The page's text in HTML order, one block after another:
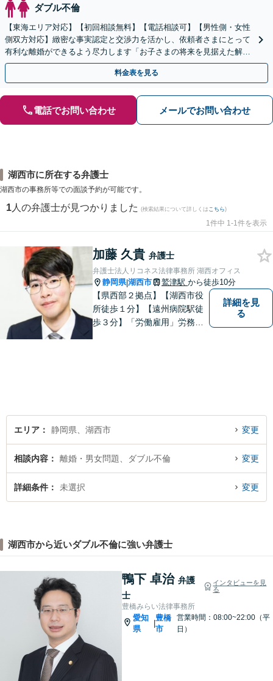
ダブル不倫
【東海エリア対応】【初回相談無料】【電話相談可】【男性側・女性
側双方対応】緻密な事実認定と交渉力を活かし、依頼者さまにとって
有利な離婚ができるよう尽力します「お子さまの将来を見据えた解決
策を提案／財産分与・養育費・親権」【休日・夜間相談可】
料金表を見る
電話でお問い合わせ メールでお問い合わせ
湖西市に所在する弁護士
湖西市の事務所等での面談予約が可能です。
1 人の弁護士が見つかりました (検索結果について詳しくは こちら)
1件中 1-1件を表示
加藤 久貴 弁護士
弁護士法人リコネス法律事務所 湖西オフィス
静岡県|湖西市 鷲津駅 から徒歩10分
【県西部２拠点】【湖西市役
所徒歩１分】【遠州病院駅徒
歩３分】「労働雇用」労務関
談】
詳細を見
る
エリア 静岡県、湖西市 変更
相談内容 離婚・男女問題、ダブル不倫 変更
詳細条件 未選択 変更
湖西市から近いダブル不倫に強い弁護士
鴨下 卓治 弁護
士
インタビューを見
る
豊橋みらい法律事務所
愛知
県
|
豊橋
市
営業時間：08:00~22:00（平
日）